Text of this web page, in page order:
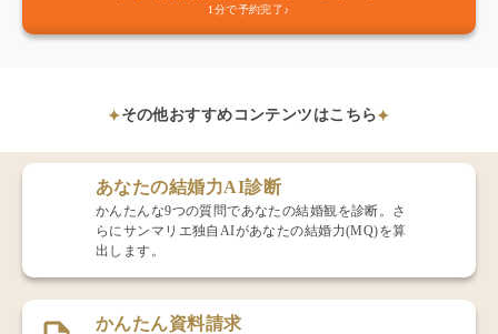
1分で予約完了♪
その他おすすめコンテンツはこちら
あなたの結婚力AI診断
かんたんな9つの質問であなたの結婚観を診断。さ
らにサンマリエ独自AIがあなたの結婚力(MQ)を算
出します。
かんたん資料請求